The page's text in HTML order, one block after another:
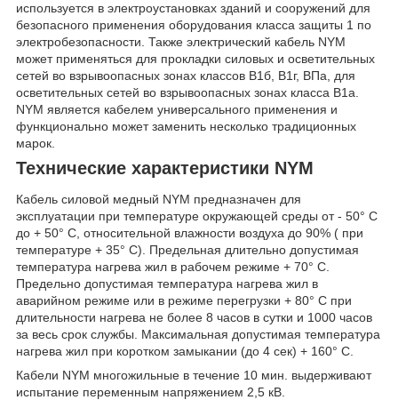
используется в электроустановках зданий и сооружений для
безопасного применения оборудования класса защиты 1 по
электробезопасности. Также электрический кабель NYM
может применяться для прокладки силовых и осветительных
сетей во взрывоопасных зонах классов В1б, В1г, ВПа, для
осветительных сетей во взрывоопасных зонах класса В1а.
NYM является кабелем универсального применения и
функционально может заменить несколько традиционных
марок.
Технические характеристики NYM
Кабель силовой медный NYM предназначен для
эксплуатации при температуре окружающей среды от - 50° С
до + 50° С, относительной влажности воздуха до 90% ( при
температуре + 35° С). Предельная длительно допустимая
температура нагрева жил в рабочем режиме + 70° С.
Предельно допустимая температура нагрева жил в
аварийном режиме или в режиме перегрузки + 80° С при
длительности нагрева не более 8 часов в сутки и 1000 часов
за весь срок службы. Максимальная допустимая температура
нагрева жил при коротком замыкании (до 4 сек) + 160° С.
Кабели NYM многожильные в течение 10 мин. выдерживают
испытание переменным напряжением 2,5 кВ.